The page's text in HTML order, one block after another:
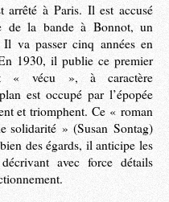
à Paris. Il est accusé
de la bande à Bonnot, un
Il va passer cinq années en
1930, il publie ce premier
« vécu », à caractère
est occupé par l’épopée
et triomphent. Ce « roman
solidarité » (Susan Sontag)
des égards, il anticipe les
avec force détails